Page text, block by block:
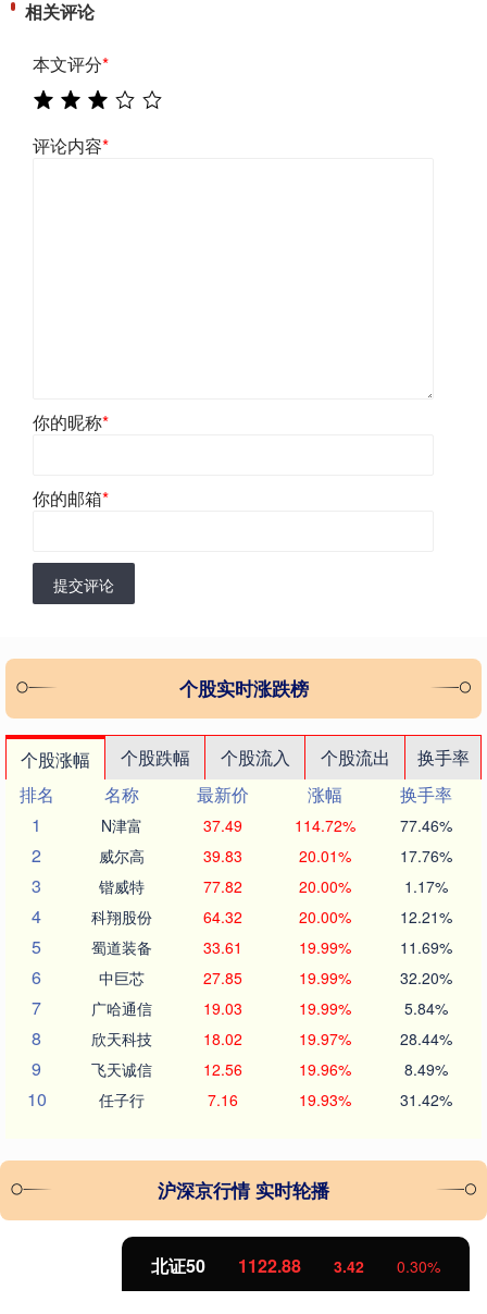
相关评论
本文评分*
评论内容*
你的昵称*
你的邮箱*
提交评论
个股实时涨跌榜
个股涨幅 个股跌幅 个股流入 个股流出
换手率
排名
名称 最新价 涨幅
换手率
1
N津富 37.49 114.72% 77.46%
2 威尔高 39.83 20.01% 17.76%
3 锴威特 77.82 20.00% 1.17%
4 科翔股份 64.32 20.00% 12.21%
5 蜀道装备 33.61 19.99% 11.69%
6 中巨芯 27.85 19.99% 32.20%
7 广哈通信 19.03 19.99% 5.84%
8 欣天科技 18.02 19.97% 28.44%
9 飞天诚信 12.56 19.96% 8.49%
10 任子行 7.16 19.93% 31.42%
沪深京行情 实时轮播
北证50 1122.88 3.42 0.30%